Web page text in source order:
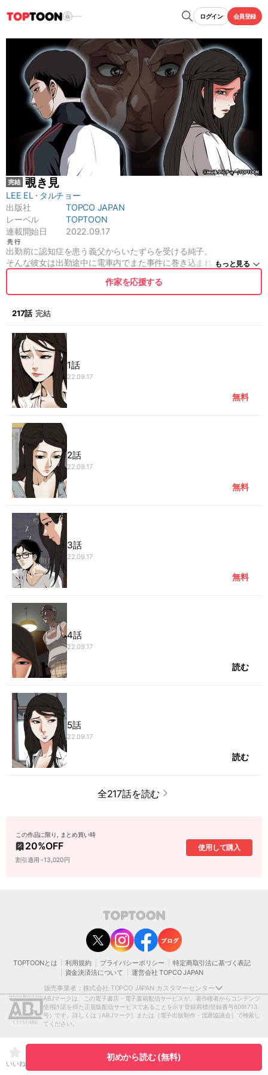
ログイン 会員登録
覗き見
LEE EL
タルチョー
出版社
TOPCO JAPAN
レーベル
TOPTOON
連載開始日
2022.09.17
もっと見る
出勤前に認知症を患う義父からいたずらを受ける純子。
そんな彼女は出勤途中に電車内でまた事件に巻き込まれる。
作家を応援する
初めから読む (無料)
いいね
217話 完結
1話
22.09.17
無料
2話
22.09.17
無料
3話
22.09.17
無料
4話
22.09.17
読む
5話
22.09.17
読む
全217話を読む
この作品に限り, まとめ買い時
20%OFF
割引適用 -13,020円
使用して購入
TOPTOONとは 利用規約 プライバシーポリシー
特定商取引法に基づく表記
資金決済法について
運営会社 TOPCO JAPAN
販売事業者：株式会社 TOPCO JAPAN カスタマーセンター
contact@toptoon.jp
カスタマーセンター受付時間 10：30～13：00、14：00～18：30（土・日・祝日は
除く）
営業時間外にいただいたお問い合わせは、翌営業日以降にご対応いたしますことをご
了承ください。
モバイルやパソコンの迷惑メール対策等により、弊社からお送りするメールが正しく
届かない場合がございます。
受信できるよう設定をお願い申し上げます。
@toptoon.jp
著作権者または当社の許諾を得ずにコンテンツの一部または全部を 複製、転載、送
信、放送、配布、貸与、翻訳、変造することは、 著作権侵害となり、著作権法に基づ
[英語表記］Ebisu Prime Square Tower 13F 1-1-39,Hiro, Shibuya-ku, Tokyo, 150-
ABJマークは、この電子書店・電子書籍配信サービスが、著作権者からコンテンツ
使用許諾を得た正規版配信サービスであることを示す登録商標(登録番号6091713
号）です。詳しくは［ABJマーク］または［電子出版制作・流通協議会］で検索し
てください。